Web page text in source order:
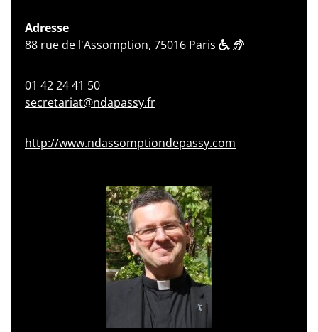
Adresse
88 rue de l'Assomption, 75016 Paris
01 42 24 41 50
secretariat@ndapassy.fr
http://www.ndassomptiondepassy.com